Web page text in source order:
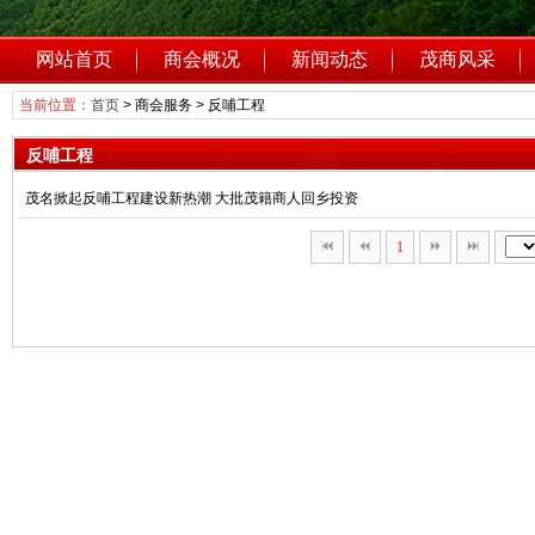
网站首页 商会概况 新闻动态 茂商风采
当前位置： 首页 > 商会服务 > 反哺工程
反哺工程
茂名掀起反哺工程建设新热潮 大批茂籍商人回乡投资
1